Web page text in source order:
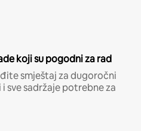
koji su pogodni za rad
smještaj za dugoročni
sve sadržaje potrebne za